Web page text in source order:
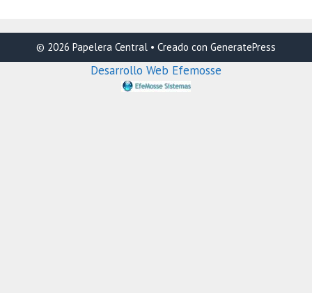
© 2026 Papelera Central • Creado con GeneratePress
Desarrollo Web Efemosse